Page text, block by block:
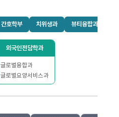
간호학부 치위생과 뷰티융합과
외국인전담학과
글로벌융합과
글로벌요양서비스과